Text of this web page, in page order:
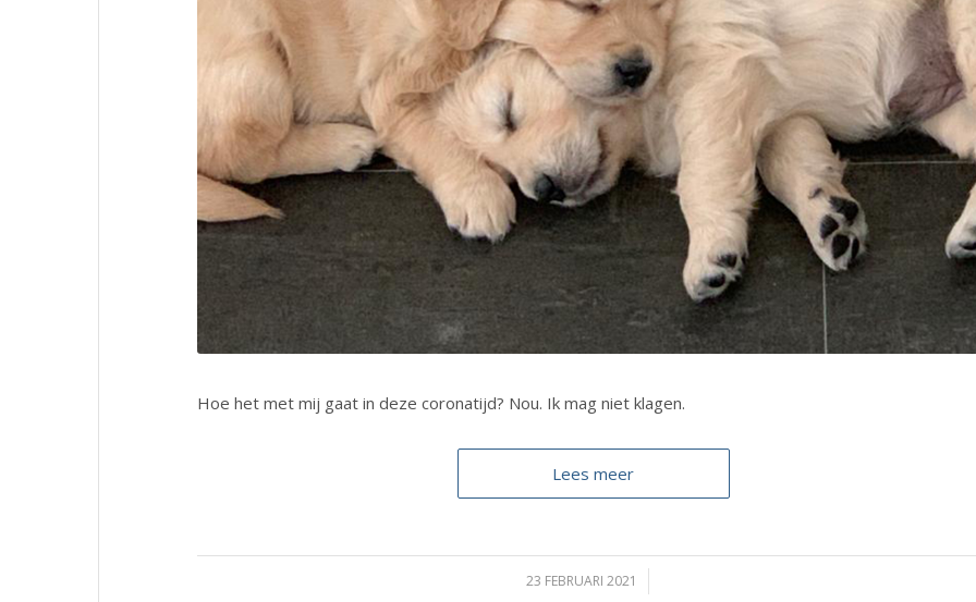
Hoe het met mij gaat in deze coronatijd? Nou. Ik mag niet klagen.
Lees meer
23 FEBRUARI 2021
/